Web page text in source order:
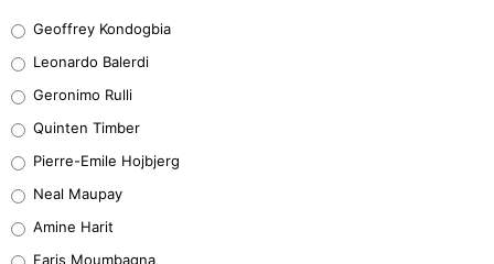
38%
32%
5%
1%
Geoffrey Kondogbia
Leonardo Balerdi
Geronimo Rulli
Quinten Timber
Pierre-Emile Hojbjerg
Neal Maupay
Amine Harit
Faris Moumbagna